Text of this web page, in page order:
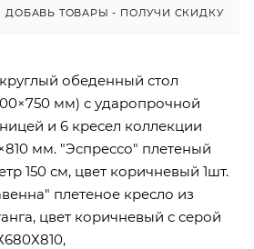
ДОБАВЬ ТОВАРЫ - ПОЛУЧИ СКИДКУ
обеденный стол
мм) с ударопрочной
и 6 кресел коллекции
мм. "Эспрессо" плетеный
150 см, цвет коричневый 1шт.
плетеное кресло из
цвет коричневый с серой